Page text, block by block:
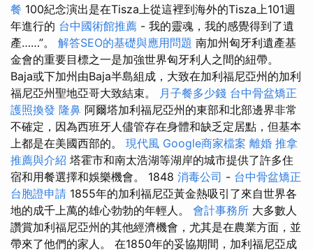
餐 100紀念演出是在Tisza上從這裡到海外的Tisza上101週
年進行的 台中國術館推薦 - 我的靈魂，我的感覺得到了遺
產……”。 解答SEO的基礎與應用問題 南加州匈牙利遺產基
金會的重要目標之一是加強世界匈牙利人之間的紐帶。
Baja或下加州由Baja半島組成，大致在加利福尼亞州的加利
福尼亞州聖地亞哥大致結束。 月子餐多少錢 台中骨盆矯正
護照換發 隆鼻 阿爾塔加利福尼亞州的東部和北部邊界非常
不確定，因為西班牙人儘管存在身體和缺乏定居點，但基本
上都是在美國西部的。 現代風 Google商家檔案 離婚 推拿
推薦與介紹 塔霍市和南太浩湖等湖岸的城市提供了許多住
宿和用餐選擇和娛樂機會。 1848 消毒公司 - 台中骨盆矯正
台胞證申請 1855年的加利福尼亞黃金熱吸引了來自世界各
地的成千上萬的雄心勃勃的年輕人。 會計事務所 大多數人
讚賞加利福尼亞州的其他經濟機會，尤其是在農業方面，並
帶來了他們的家人。 在1850年的妥協期間，加利福尼亞成